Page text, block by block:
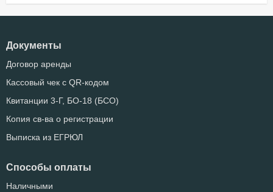
Документы
Договор аренды
Кассовый чек с QR-кодом
Квитанции 3-Г, БО-18 (БСО)
Копия св-ва о регистрации
Выписка из ЕГРЮЛ
Способы оплаты
Наличными